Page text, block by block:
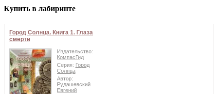
Купить в лабиринте
Город Солнца. Книга 1. Глаза
смерти
Издательство:
КомпасГид
Серия: Город
Солнца
Автор:
Рудашевский
Евгений